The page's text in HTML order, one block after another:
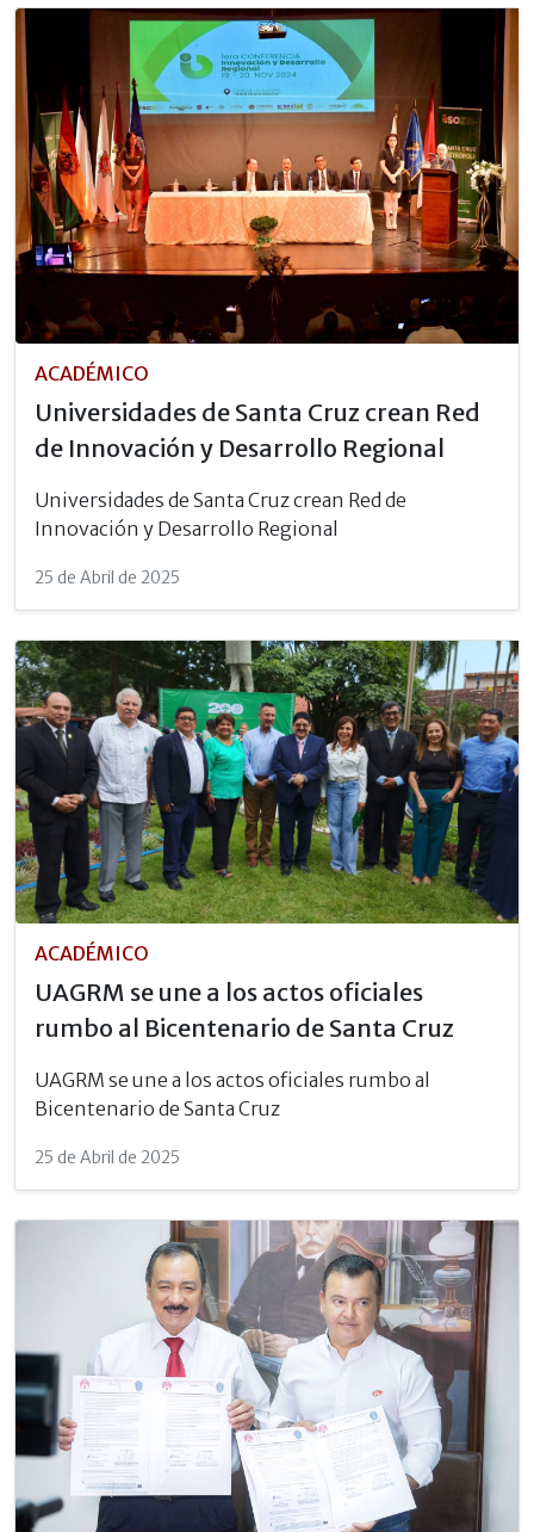
ACADÉMICO
Universidades de Santa Cruz crean Red
de Innovación y Desarrollo Regional
Universidades de Santa Cruz crean Red de
Innovación y Desarrollo Regional
25 de Abril de 2025
ACADÉMICO
UAGRM se une a los actos oficiales
rumbo al Bicentenario de Santa Cruz
UAGRM se une a los actos oficiales rumbo al
Bicentenario de Santa Cruz
25 de Abril de 2025